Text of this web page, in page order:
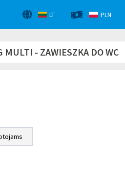
LT PLN
MULTI - ZAWIESZKA DO WC